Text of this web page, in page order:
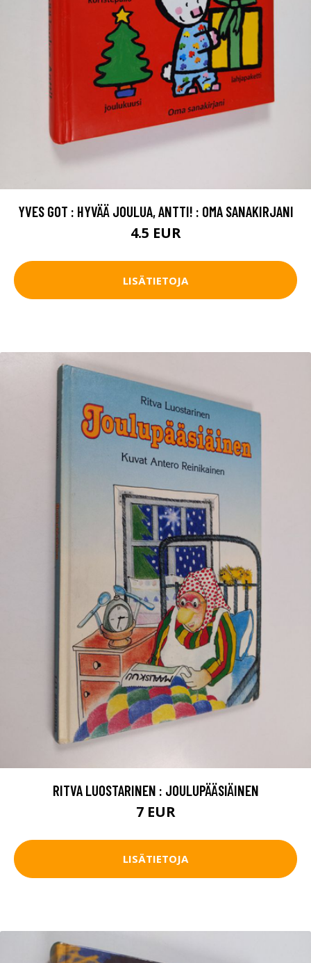
YVES GOT : HYVÄÄ JOULUA, ANTTI! : OMA SANAKIRJANI
4.5 EUR
LISÄTIETOJA
RITVA LUOSTARINEN : JOULUPÄÄSIÄINEN
7 EUR
LISÄTIETOJA